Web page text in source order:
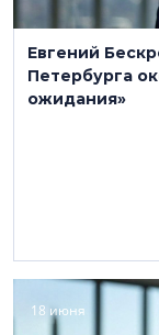
Евгений
Петербурга
ожидания»
18 июня